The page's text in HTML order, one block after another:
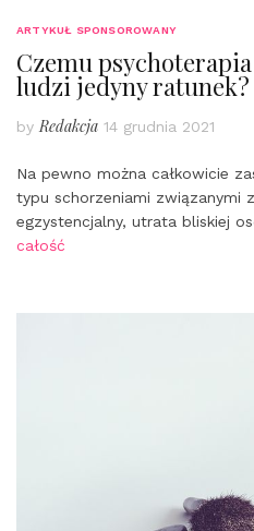
ARTYKUŁ SPONSOROWANY
Czemu
ludzi jedyny ratunek?
byRedakcja 14 grudnia 2021
Na pewno można całkowicie
typu schorzeniami związanymi
egzystencjalny, utrata bliskiej
całość